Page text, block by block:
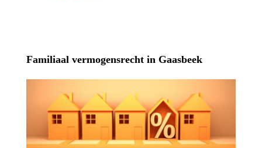
Familiaal vermogensrecht in Gaasbeek